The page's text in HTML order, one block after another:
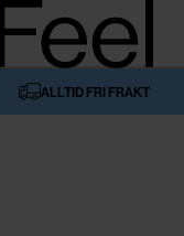
ALLTID FRI FRAKT